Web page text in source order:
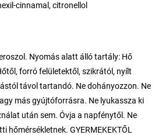
cinnamal, citronellol
Nyomás alatt álló tartály: Hő
forró felületektől, szikrától, nyílt
távol tartandó. Ne dohányozzon. Ne
más gyújtóforrásra. Ne lyukassza ki
után sem. Óvja a napfénytől. Ne
hőmérsékletnek. GYERMEKEKTŐL